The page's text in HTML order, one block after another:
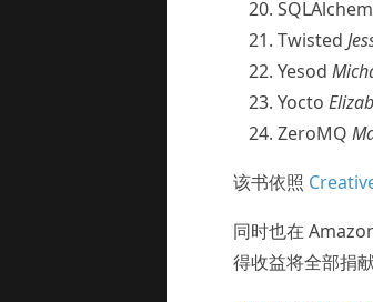
Twisted
Yesod
Yocto
ZeroMQ
该书依照
同时也在
得收益将全部捐